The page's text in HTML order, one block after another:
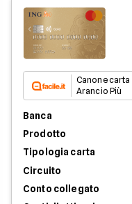
Canone carta
Arancio Più
Banca
Prodotto
Tipologia carta
Circuito
Conto collegato